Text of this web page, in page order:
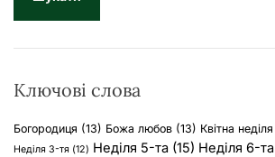
к
Ключові слова
Богородиця (13) Божа любов (13) Квітна неділя
Неділя 3-тя (12) Неділя 5-та (15) Неділя 6-та